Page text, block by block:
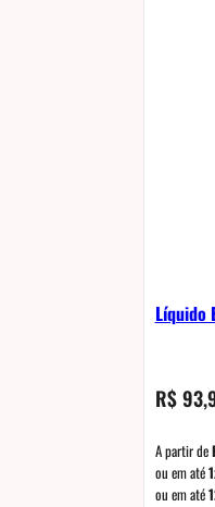
Líquido
R$
A partir de
ou em até
ou em até